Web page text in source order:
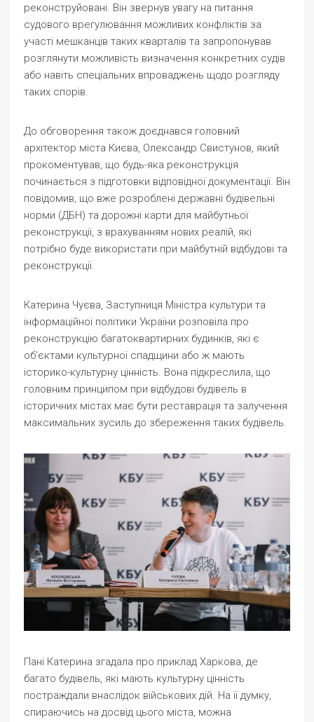
реконструйовані. Він звернув увагу на питання
судового врегулювання можливих конфліктів за
участі мешканців таких кварталів та запропонував
розглянути можливість визначення конкретних судів
або навіть спеціальних впроваджень щодо розгляду
таких спорів.
До обговорення також доєднався головний
архітектор міста Києва, Олександр Свистунов, який
прокоментував, що будь-яка реконструкція
починається з підготовки відповідної документації. Він
повідомив, що вже розроблені державні будівельні
норми (ДБН) та дорожні карти для майбутньої
реконструкції, з врахуванням нових реалій, які
потрібно буде використати при майбутній відбудові та
реконструкції.
Катерина Чуєва, Заступниця Міністра культури та
інформаційної політики України розповіла про
реконструкцію багатоквартирних будинків, які є
об’єктами культурної спадщини або ж мають
історико-культурну цінність. Вона підкреслила, що
головним принципом при відбудові будівель в
історичних містах має бути реставрація та залучення
максимальних зусиль до збереження таких будівель.
Пані Катерина згадала про приклад Харкова, де
багато будівель, які мають культурну цінність
постраждали внаслідок військових дій. На її думку,
спираючись на досвід цього міста, можна